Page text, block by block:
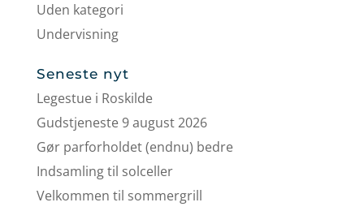
Uden kategori
Undervisning
Seneste nyt
Legestue i Roskilde
Gudstjeneste 9 august 2026
Gør parforholdet (endnu) bedre
Indsamling til solceller
Velkommen til sommergrill